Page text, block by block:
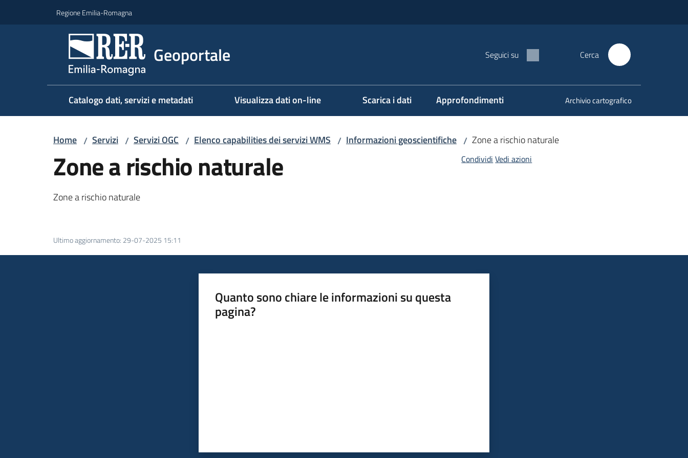
Regione Emilia-Romagna
Geoportale Seguici su Cerca
Catalogo dati, servizi e metadati Visualizza dati on-line Scarica i dati Approfondimenti Archivio cartografico
Home / Servizi / Servizi OGC / Elenco capabilities dei servizi WMS / Informazioni geoscientifiche / Zone a rischio naturale
Zone a rischio naturale
Zone a rischio naturale
Condividi Vedi azioni
Ultimo aggiornamento: 29-07-2025 15:11
Quanto sono chiare le informazioni su questa
pagina?